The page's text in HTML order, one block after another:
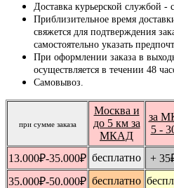
Доставка курьерской службой -
Приблизительное время
свяжется для подтверждения
самостоятельно указать
При оформлении заказа в
осуществляется в течении 48
Самовывоз.
при сумме заказа
Москва и
до 5 км за
МКАД
за
5 -
13.000₽-35.000₽ бесплатно + 35
35.000₽-50.000₽ бесплатно